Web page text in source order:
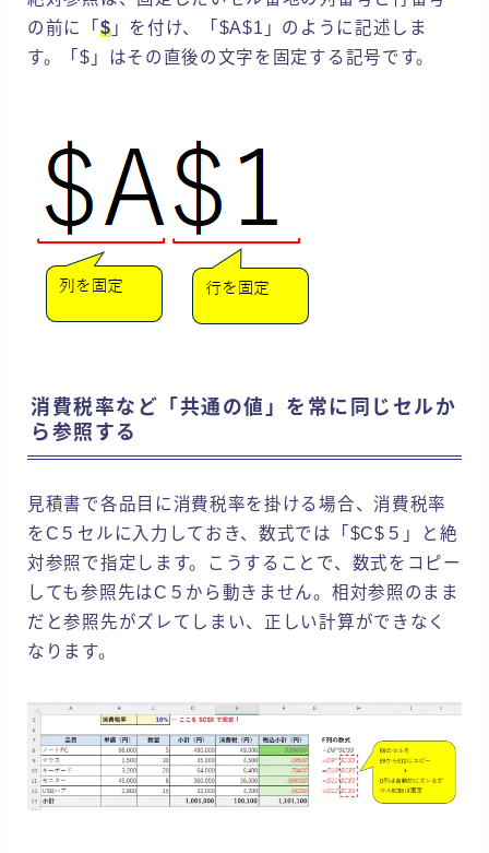
の前に「 $」を付け、「$A$1」のように記述しま
す。「$」はその直後の文字を固定する記号です。
消費税率など「共通の値」を常に同じセルか
ら参照する
見積書で各品目に消費税率を掛ける場合、消費税率
をC５セルに入力しておき、数式では「$C$５」と絶
対参照で指定します。こうすることで、数式をコピー
しても参照先はC５から動きません。相対参照のまま
だと参照先がズレてしまい、正しい計算ができなく
なります。